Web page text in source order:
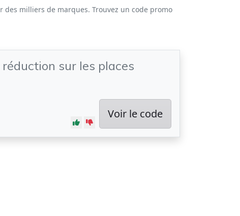
des milliers de marques. Trouvez un code promo
réduction sur les places
Voir le code